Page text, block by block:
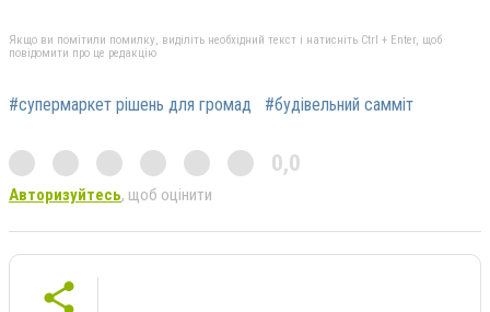
Якщо ви помітили помилку, виділіть необхідний текст і натисніть Ctrl + Enter, щоб
повідомити про це редакцію
#супермаркет рішень для громад #будівельний самміт
0,0
Авторизуйтесь, щоб оцінити